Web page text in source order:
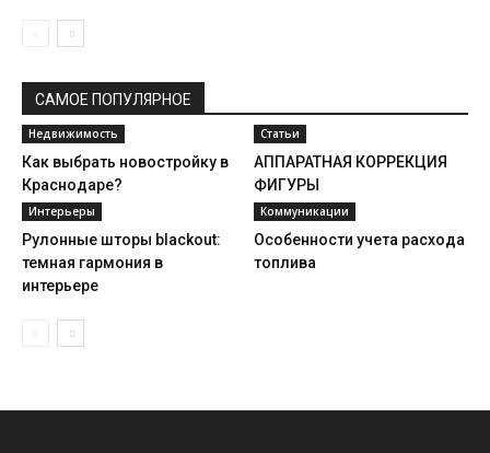
САМОЕ ПОПУЛЯРНОЕ
Недвижимость
Как выбрать новостройку в
Краснодаре?
Статьи
АППАРАТНАЯ КОРРЕКЦИЯ
ФИГУРЫ
Интерьеры
Рулонные шторы blackout:
темная гармония в
интерьере
Коммуникации
Особенности учета расхода
топлива